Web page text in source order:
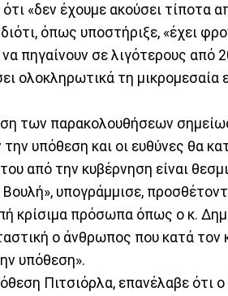
«δεν έχουμε ακούσει τίποτα
όπως υποστήριξε, «έχει
πηγαίνουν σε λιγότερους από
ολοκληρωτικά τη μικρομεσαία
των παρακολουθήσεων
την υπόθεση και οι ευθύνες θα
από την κυβέρνηση είναι
υπογράμμισε,
κρίσιμα πρόσωπα όπως ο κ.
ο άνθρωπος που κατά
υπόθεση».
Πιτσιόρλα, επανέλαβε ότι